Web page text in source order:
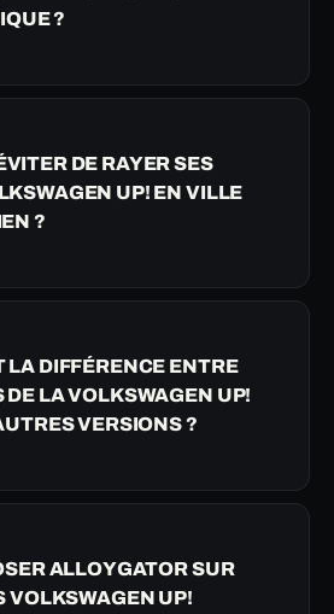
?
DE RAYER SES
UP! EN VILLE
?
LA DIFFÉRENCE ENTRE
DE LA VOLKSWAGEN UP!
VERSIONS ?
ALLOYGATOR SUR
VOLKSWAGEN UP!